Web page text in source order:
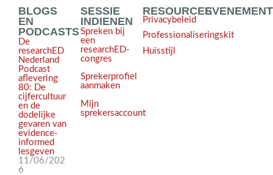
BLOGS
EN
PODCASTS
De
researchED
Nederland
Podcast
aflevering
80: De
cijfercultuur
en de
dodelijke
gevaren van
evidence-
informed
lesgeven
11/06/202
6
SESSIE
INDIENEN
Spreken bij
een
researchED-
congres
Sprekerprofiel
aanmaken
Mijn
sprekersaccount
RESOURCES
Privacybeleid
Professionaliseringskit
Huisstijl